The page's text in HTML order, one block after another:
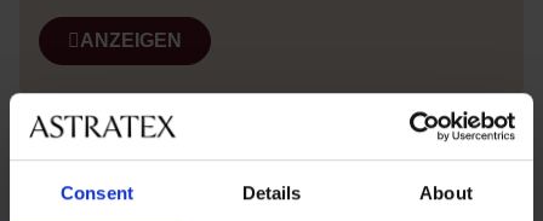
Consent Details About
ANZEIGEN
Elegant